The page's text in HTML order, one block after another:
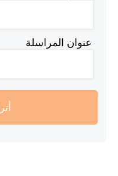
عنوان المراسلة